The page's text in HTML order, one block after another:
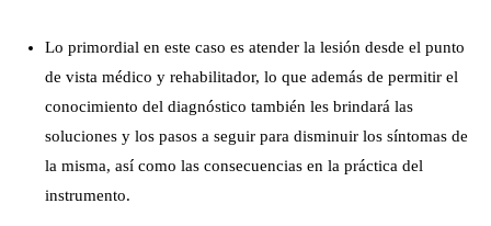
Lo primordial en este caso es atender la lesión desde el punto
de vista médico y rehabilitador, lo que además de permitir el
conocimiento del diagnóstico también les brindará las
soluciones y los pasos a seguir para disminuir los síntomas de
la misma, así como las consecuencias en la práctica del
instrumento.